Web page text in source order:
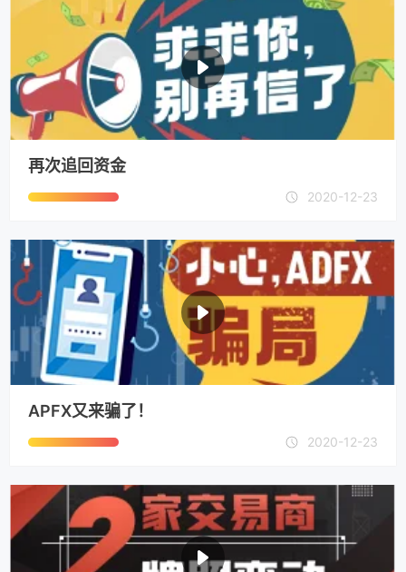
再次追回资金
2020-12-23
APFX又来骗了！
2020-12-23